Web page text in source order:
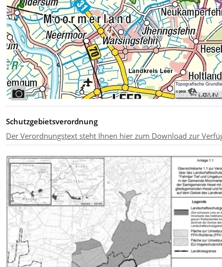
Bildrechte:
Schutzgebietsverordnung
Der Verordnungstext steht Ihnen hier zum Download zur